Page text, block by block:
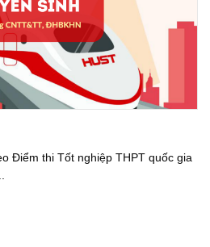
Điểm thi Tốt nghiệp THPT quốc gia